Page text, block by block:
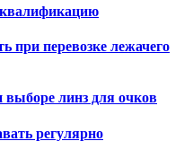
при перевозке лежачего
выборе линз для очков
регулярно